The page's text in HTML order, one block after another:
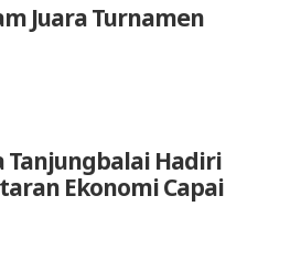
Juara Turnamen
Tanjungbalai Hadiri
Ekonomi Capai